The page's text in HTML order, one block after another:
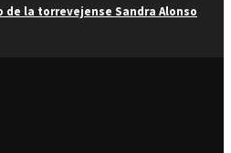
la torrevejense Sandra Alonso